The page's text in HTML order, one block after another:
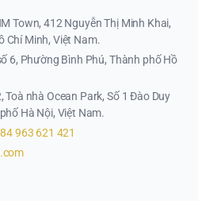
Town, 412 Nguyễn Thị Minh Khai,
Chí Minh, Việt Nam.
6, Phường Bình Phú, Thành phố Hồ
Toà nhà Ocean Park, Số 1 Đào Duy
Hà Nội, Việt Nam.
963 621 421